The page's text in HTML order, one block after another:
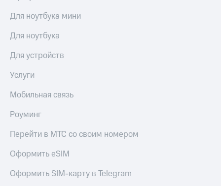
Для ноутбука мини
Для ноутбука
Для устройств
Услуги
Мобильная связь
Роуминг
Перейти в МТС со своим номером
Оформить eSIM
Оформить SIM-карту в Telegram